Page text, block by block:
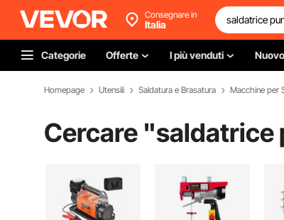
Consegnare in
Italia
Categorie Offerte I più venduti Nuovo
Homepage Utensili Saldatura e Brasatura Macchine per
Cercare "saldatrice